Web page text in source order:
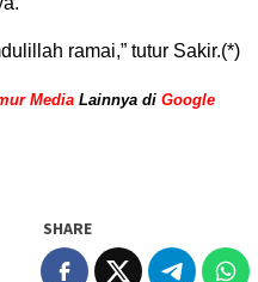
ramai,” tutur Sakir.(*)
Media Lainnya di Google
SHARE